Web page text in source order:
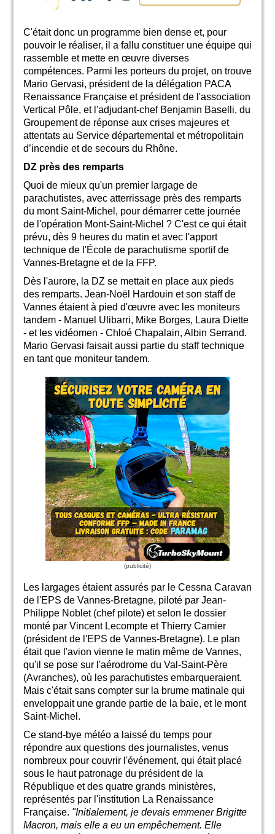
C'était donc un programme bien dense et, pour
pouvoir le réaliser, il a fallu constituer une équipe qui
rassemble et mette en œuvre diverses
compétences. Parmi les porteurs du projet, on trouve
Mario Gervasi, président de la délégation PACA
Renaissance Française et président de l'association
Vertical Pôle, et l'adjudant-chef Benjamin Baselli, du
Groupement de réponse aux crises majeures et
attentats au Service départemental et métropolitain
d’incendie et de secours du Rhône.
DZ près des remparts
Quoi de mieux qu'un premier largage de
parachutistes, avec atterrissage près des remparts
du mont Saint-Michel, pour démarrer cette journée
de l'opération Mont-Saint-Michel ? C'est ce qui était
prévu, dès 9 heures du matin et avec l'apport
technique de l'École de parachutisme sportif de
Vannes-Bretagne et de la FFP.
Dès l'aurore, la DZ se mettait en place aux pieds
des remparts. Jean-Noël Hardouin et son staff de
Vannes étaient à pied d'œuvre avec les moniteurs
tandem - Manuel Ulibarri, Mike Borges, Laura Diette
- et les vidéomen - Chloé Chapalain, Albin Serrand.
Mario Gervasi faisait aussi partie du staff technique
en tant que moniteur tandem.
Les largages étaient assurés par le Cessna Caravan
de l'EPS de Vannes-Bretagne, piloté par Jean-
Philippe Noblet (chef pilote) et selon le dossier
monté par Vincent Lecompte et Thierry Camier
(président de l'EPS de Vannes-Bretagne). Le plan
était que l'avion vienne le matin même de Vannes,
qu'il se pose sur l'aérodrome du Val-Saint-Père
(Avranches), où les parachutistes embarqueraient.
Mais c'était sans compter sur la brume matinale qui
enveloppait une grande partie de la baie, et le mont
Saint-Michel.
Ce stand-bye météo a laissé du temps pour
répondre aux questions des journalistes, venus
nombreux pour couvrir l'événement, qui était placé
sous le haut patronage du président de la
République et des quatre grands ministères,
représentés par l'institution La Renaissance
Française. "Initialement, je devais emmener Brigitte
Macron, mais elle a eu un empêchement. Elle